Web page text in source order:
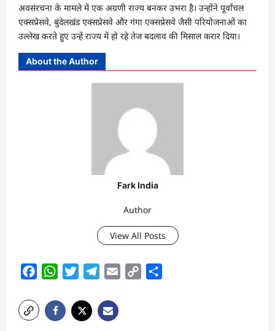
अवसंरचना के मामले में एक अग्रणी राज्य बनकर उभरा है। उन्होंने पूर्वांचल
एक्सप्रेसवे, बुंदेलखंड एक्सप्रेसवे और गंगा एक्सप्रेसवे जैसी परियोजनाओं का
उल्लेख करते हुए उन्हें राज्य में हो रहे तेज बदलाव की मिसाल करार दिया।
About the Author
Fark India
Author
View All Posts
FacebookWhatsAppTwitterTelegram
Email
Copy